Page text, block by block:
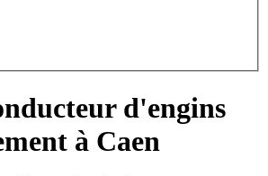
d'engins
à Caen